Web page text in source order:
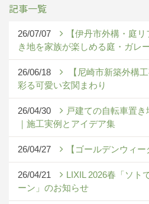
記事一覧
26/07/07
【伊丹市外構・庭
き地を家族が楽しめる庭・ガレ
26/06/18
【尼崎市新築外構
彩る可愛い玄関まわり
26/04/30
戸建ての自転車置
｜施工実例とアイデア集
26/04/27 【ゴールデンウィ
26/04/21
LIXIL 2026春「ソト
ーン」のお知らせ